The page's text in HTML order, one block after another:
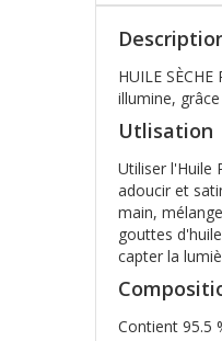
HUILE
illumine,
Utlisation
Utiliser l'Huile
adoucir et
main,
gouttes
capter la
Contient 95.5